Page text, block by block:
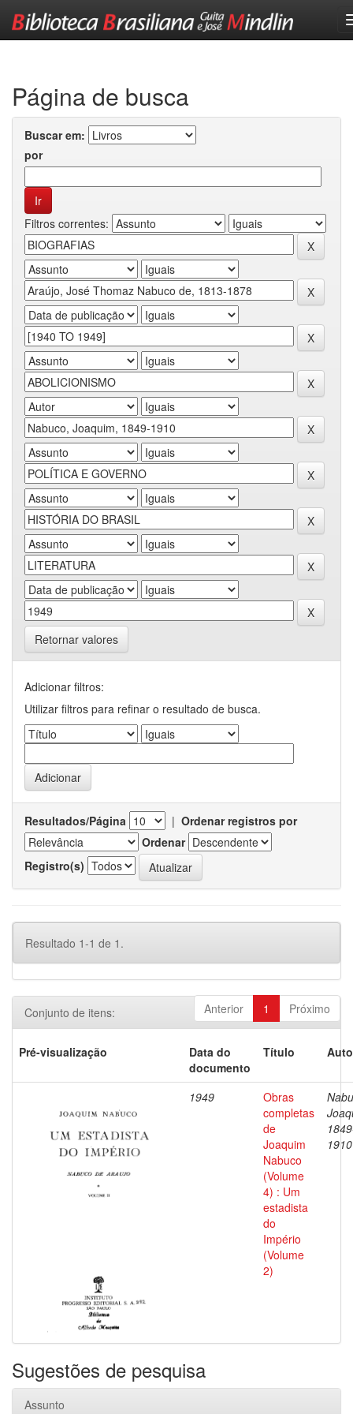
Página de busca
Buscar em:
por
Filtros correntes:
Retornar valores
Adicionar filtros:
Utilizar filtros para refinar o resultado de busca.
Resultados/Página | Ordenar registros por
Ordenar
Registro(s)
Resultado 1-1 de 1.
Anterior 1 Próximo
Conjunto de itens:
Pré-visualização
Data do
documento
Título
1949
Obras
completas
de
Joaquim
Nabuco
(Volume
4) : Um
estadista
do
Império
(Volume
2)
1910
Sugestões de pesquisa
Assunto